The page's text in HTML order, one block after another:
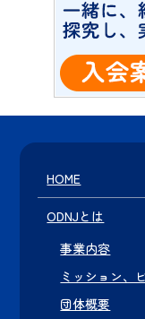
HOME
ODNJとは
事業内容
ミッション、
団体概要